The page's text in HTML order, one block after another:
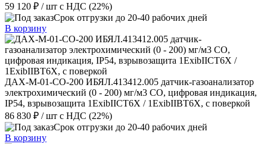
59 120 ₽ / шт с НДС (22%)
Срок отгрузки до 20-40 рабочих дней
В корзину
ДАХ-М-01-CO-200 ИБЯЛ.413412.005 датчик-газоанализатор
электрохимический (0 - 200) мг/м3 CO, цифровая индикация,
IP54, взрывозащита 1ExibIICT6X / 1ExibIIBT6X, с поверкой
86 830 ₽ / шт с НДС (22%)
Срок отгрузки до 20-40 рабочих дней
В корзину